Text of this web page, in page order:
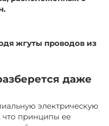
жгуты проводов из
даже
электрическую
что принципы ее